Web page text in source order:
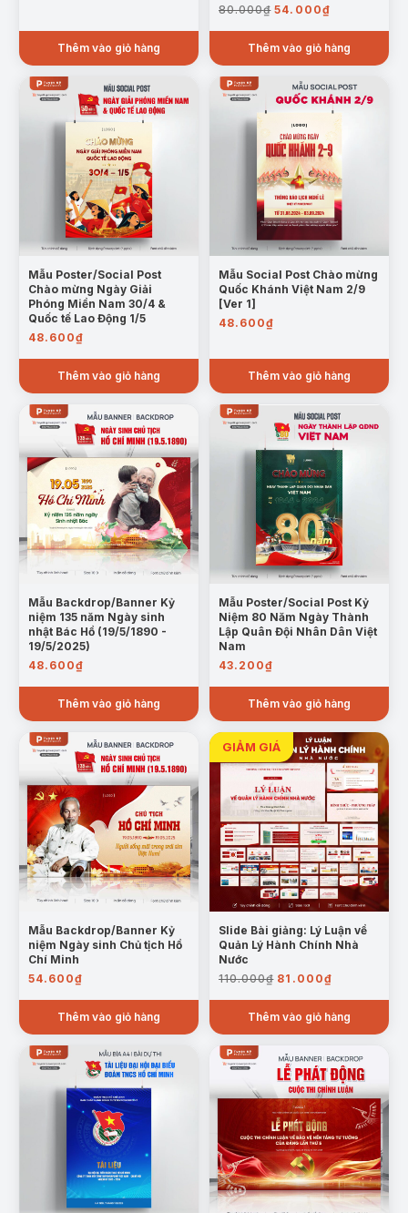
Thêm vào giỏ hàng
80.000₫ Giá
là:
54.000₫Giá
tại
Thêm vào giỏ hàng
Mẫu Poster/Social Post
Chào mừng Ngày Giải
Phóng Miền Nam 30/4 &
Quốc tế Lao Động 1/5
48.600₫
Thêm vào giỏ hàng
Mẫu Social Post Chào mừng
Quốc Khánh Việt Nam 2/9
[Ver 1]
48.600₫
Thêm vào giỏ hàng
Mẫu Backdrop/Banner Kỷ
niệm 135 năm Ngày sinh
nhật Bác Hồ (19/5/1890 -
19/5/2025)
48.600₫
Thêm vào giỏ hàng
Mẫu Poster/Social Post Kỷ
Niệm 80 Năm Ngày Thành
Lập Quân Đội Nhân Dân Việt
Nam
43.200₫
Thêm vào giỏ hàng
Mẫu Backdrop/Banner Kỷ
niệm Ngày sinh Chủ tịch Hồ
Chí Minh
54.600₫
Thêm vào giỏ hàng
Slide Bài giảng: Lý Luận về
Quản Lý Hành Chính Nhà
Nước
110.000₫ Giá
là:
81.000₫Giá
tại
Thêm vào giỏ hàng